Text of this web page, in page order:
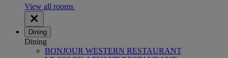
View all rooms
Dining
Dining
BONJOUR WESTERN RESTAURANT